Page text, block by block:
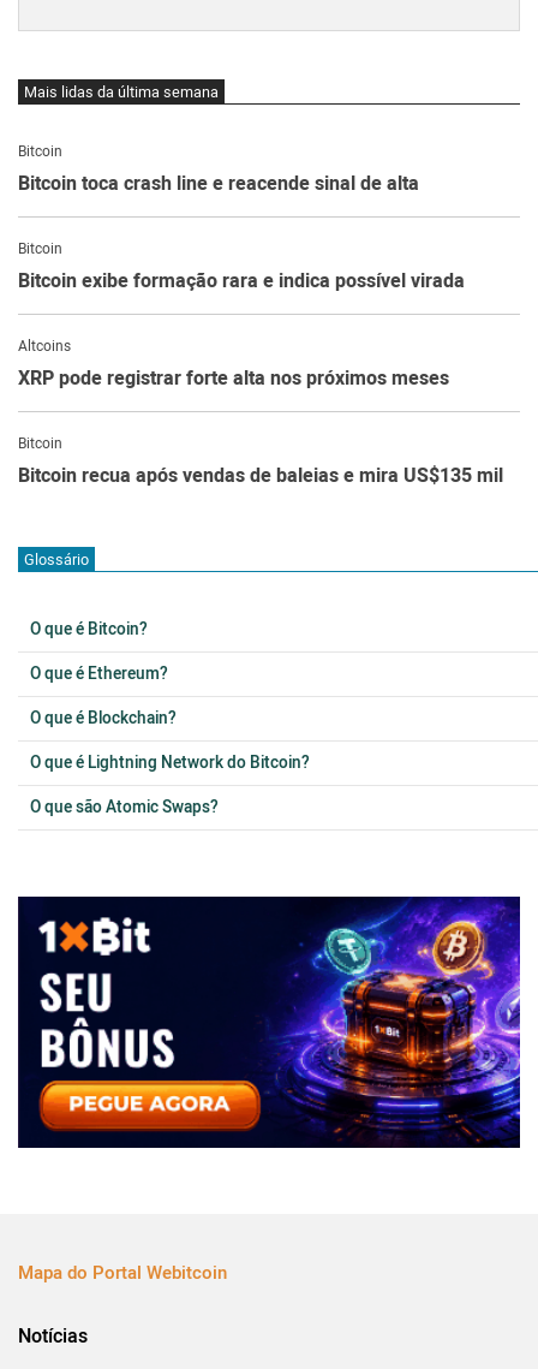
Mais lidas da última semana
Bitcoin
Bitcoin toca crash line e reacende sinal de alta
Bitcoin
Bitcoin exibe formação rara e indica possível virada
Altcoins
XRP pode registrar forte alta nos próximos meses
Bitcoin
Bitcoin recua após vendas de baleias e mira US$135 mil
Glossário
O que é Bitcoin?
O que é Ethereum?
O que é Blockchain?
O que é Lightning Network do Bitcoin?
O que são Atomic Swaps?
Mapa do Portal Webitcoin
Notícias